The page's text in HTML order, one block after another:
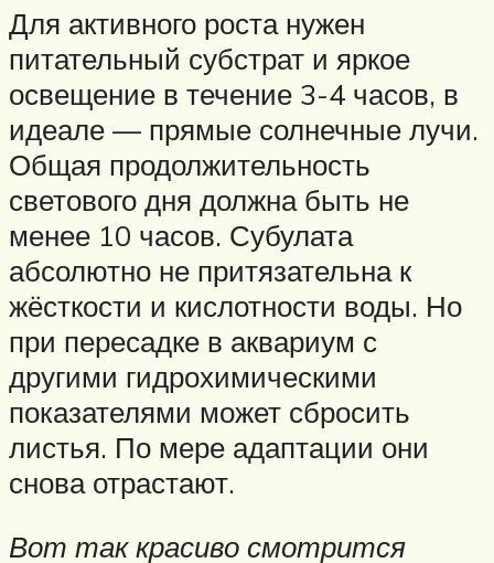
Для активного роста нужен
питательный субстрат и яркое
освещение в течение 3-4 часов, в
идеале — прямые солнечные лучи.
Общая продолжительность
светового дня должна быть не
менее 10 часов. Субулата
абсолютно не притязательна к
жёсткости и кислотности воды. Но
при пересадке в аквариум с
другими гидрохимическими
показателями может сбросить
листья. По мере адаптации они
снова отрастают.
Вот так красиво смотрится